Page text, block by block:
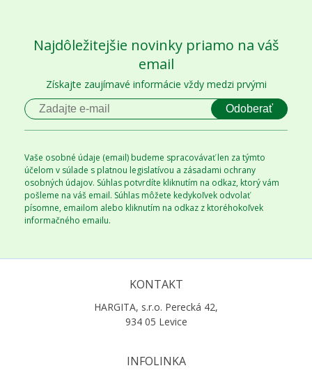
Najdôležitejšie novinky priamo na váš
email
Získajte zaujímavé informácie vždy medzi prvými
Odoberať
Vaše osobné údaje (email) budeme spracovávať len za týmto
účelom v súlade s platnou legislatívou a zásadami ochrany
osobných údajov. Súhlas potvrdíte kliknutím na odkaz, ktorý vám
pošleme na váš email. Súhlas môžete kedykoľvek odvolať
písomne, emailom alebo kliknutím na odkaz z ktoréhokoľvek
informačného emailu.
KONTAKT
HARGITA, s.r.o. Perecká 42,
934 05 Levice
INFOLINKA